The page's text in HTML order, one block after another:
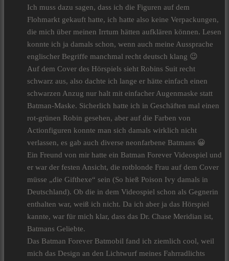
Ich muss dazu sagen, dass ich die Figuren auf dem
Flohmarkt gekauft hatte, ich hatte also keine Verpackungen,
die mich über meinen Irrtum hätten aufklären können. Lesen
konnte ich ja damals schon, wenn auch meine Aussprache
englischer Begriffe manchmal recht deutsch klang 😉
Auf dem Cover des Hörspiels sieht Robins Suit recht
schwarz aus, also dachte ich lange er hätte einfach einen
schwarzen Anzug nur halt mit einfacher Augenmaske statt
Batman-Maske. Sicherlich hatte ich in Geschäften mal einen
rot-grünen Robin gesehen, aber auf die Farben von
Actionfiguren konnte man sich damals wirklich nicht
verlassen, es gab auch diverse neonfarbene Batmans 😀
Ein Freund von mir hatte ein Batman Forever Videospiel und
er war der festen Ansicht, die rotblonde Frau auf dem Cover
müsse „die Gifthexe“ sein (So hieß Poison Ivy damals in
Deutschland). Ob die in dem Videospiel schon als Gegnerin
enthalten war, weiß ich nicht. Da ich aber ja das Hörspiel
kannte, war für mich klar, dass das Dr. Chase Meridian ist,
Batmans Geliebte.
Das Batman Forever Batmobil fand ich ziemlich cool, weil
mich das Design an den Lichtwurf meines Fahrradlichts